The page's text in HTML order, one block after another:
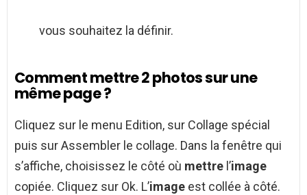
vous souhaitez la définir.
Comment mettre 2 photos sur une
même page ?
Cliquez sur le menu Edition, sur Collage spécial
puis sur Assembler le collage. Dans la fenêtre qui
s’affiche, choisissez le côté où mettre l’image
copiée. Cliquez sur Ok. L’image est collée à côté.